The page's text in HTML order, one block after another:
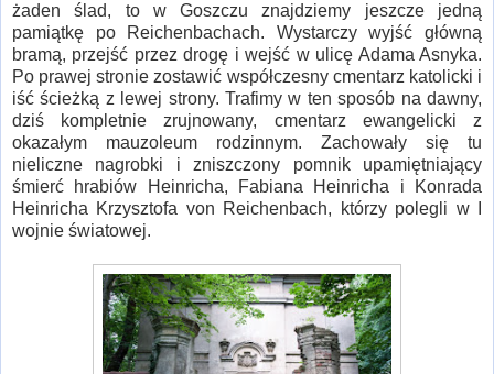
żaden ślad, to w Goszczu znajdziemy jeszcze jedną
pamiątkę po Reichenbachach. Wystarczy wyjść główną
bramą, przejść przez drogę i wejść w ulicę Adama Asnyka.
Po prawej stronie zostawić współczesny cmentarz katolicki i
iść ścieżką z lewej strony. Trafimy w ten sposób na dawny,
dziś kompletnie zrujnowany, cmentarz ewangelicki z
okazałym mauzoleum rodzinnym. Zachowały się tu
nieliczne nagrobki i zniszczony pomnik upamiętniający
śmierć hrabiów Heinricha, Fabiana Heinricha i Konrada
Heinricha Krzysztofa von Reichenbach, którzy polegli w I
wojnie światowej.